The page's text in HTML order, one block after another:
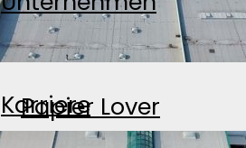
Papier Lover
Karriere